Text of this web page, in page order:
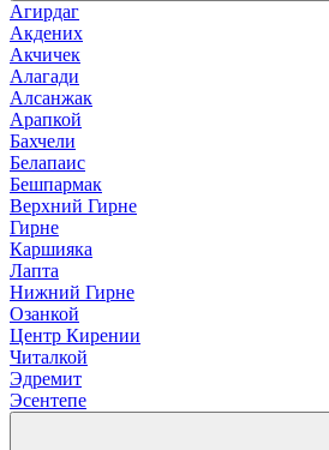
Агирдаг
Акдених
Акчичек
Алагади
Алсанжак
Арапкой
Бахчели
Белапаис
Бешпармак
Верхний Гирне
Гирне
Каршияка
Лапта
Нижний Гирне
Озанкой
Центр Кирении
Читалкой
Эдремит
Эсентепе